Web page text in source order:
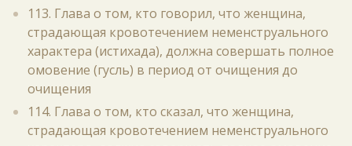
113. Глава о том, кто говорил, что женщина,
страдающая кровотечением неменструального
характера (истихада), должна совершать полное
омовение (гусль) в период от очищения до
очищения
114. Глава о том, кто сказал, что женщина,
страдающая кровотечением неменструального